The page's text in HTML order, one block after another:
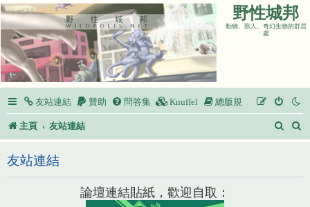
野性城邦
動物、獸人、奇幻生物的群居
處
友站連結 贊助 問答集 Knuffel 總版規
主頁 友站連結
搜
友站連結
論壇連結貼紙，歡迎自取：